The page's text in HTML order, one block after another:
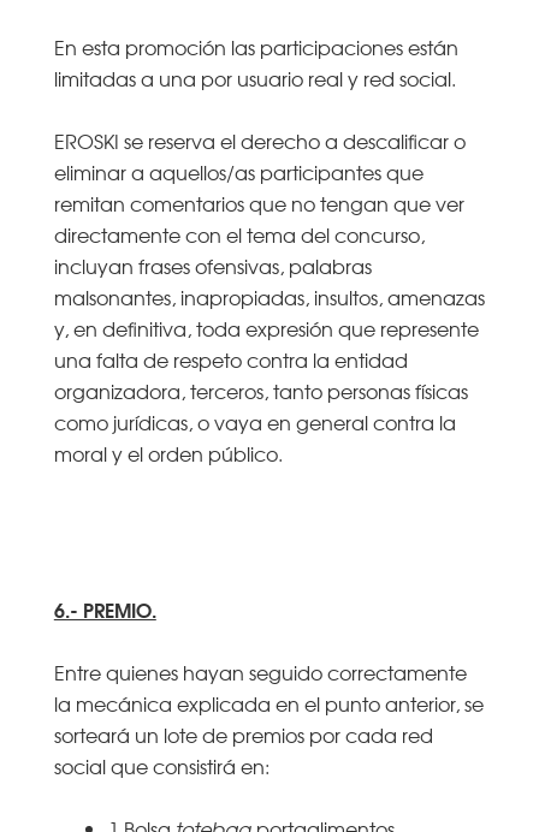
En esta promoción las participaciones están
limitadas a una por usuario real y red social.
EROSKI se reserva el derecho a descalificar o
eliminar a aquellos/as participantes que
remitan comentarios que no tengan que ver
directamente con el tema del concurso,
incluyan frases ofensivas, palabras
malsonantes, inapropiadas, insultos, amenazas
y, en definitiva, toda expresión que represente
una falta de respeto contra la entidad
organizadora, terceros, tanto personas físicas
como jurídicas, o vaya en general contra la
moral y el orden público.
6.- PREMIO.
Entre quienes hayan seguido correctamente
la mecánica explicada en el punto anterior, se
sorteará un lote de premios por cada red
social que consistirá en: